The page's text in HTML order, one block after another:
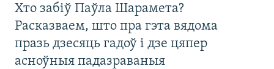
Хто забіў Паўла Шарамета?
Расказваем, што пра гэта вядома
празь дзесяць гадоў і дзе цяпер
асноўныя падазраваныя